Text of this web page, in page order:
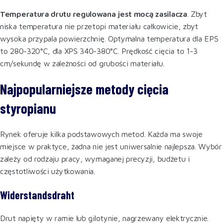
Temperatura drutu regulowana jest mocą zasilacza . Zbyt
niska temperatura nie przetopi materiału całkowicie, zbyt
wysoka przypala powierzchnię. Optymalna temperatura dla EPS
to 280-320°C, dla XPS 340-380°C. Prędkość cięcia to 1-3
cm/sekundę w zależności od grubości materiału.
Najpopularniejsze metody cięcia
styropianu
Rynek oferuje kilka podstawowych metod. Każda ma swoje
miejsce w praktyce, żadna nie jest uniwersalnie najlepsza. Wybór
zależy od rodzaju pracy, wymaganej precyzji, budżetu i
częstotliwości użytkowania.
Widerstandsdraht
Drut napięty w ramie lub gilotynie, nagrzewany elektrycznie.